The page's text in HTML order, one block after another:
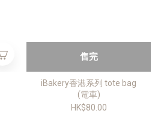
售完
iBakery香港系列 tote bag
(電車)
HK$80.00